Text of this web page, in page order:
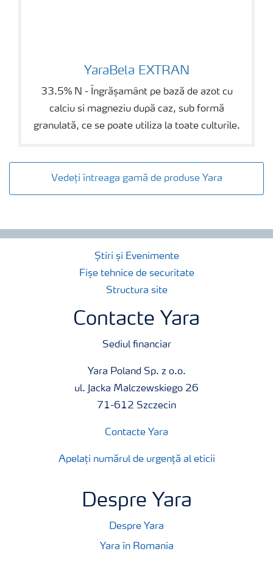
YaraBela EXTRAN
33.5% N - Îngrășamânt pe bază de azot cu
calciu si magneziu după caz, sub formă
granulată, ce se poate utiliza la toate culturile.
Vedeți întreaga gamă de produse Yara
Știri și Evenimente
Fișe tehnice de securitate
Structura site
Contacte Yara
Sediul financiar
Yara Poland Sp. z o.o.
ul. Jacka Malczewskiego 26
71-612 Szczecin
Contacte Yara
Apelați numărul de urgență al eticii
Despre Yara
Despre Yara
Yara în Romania